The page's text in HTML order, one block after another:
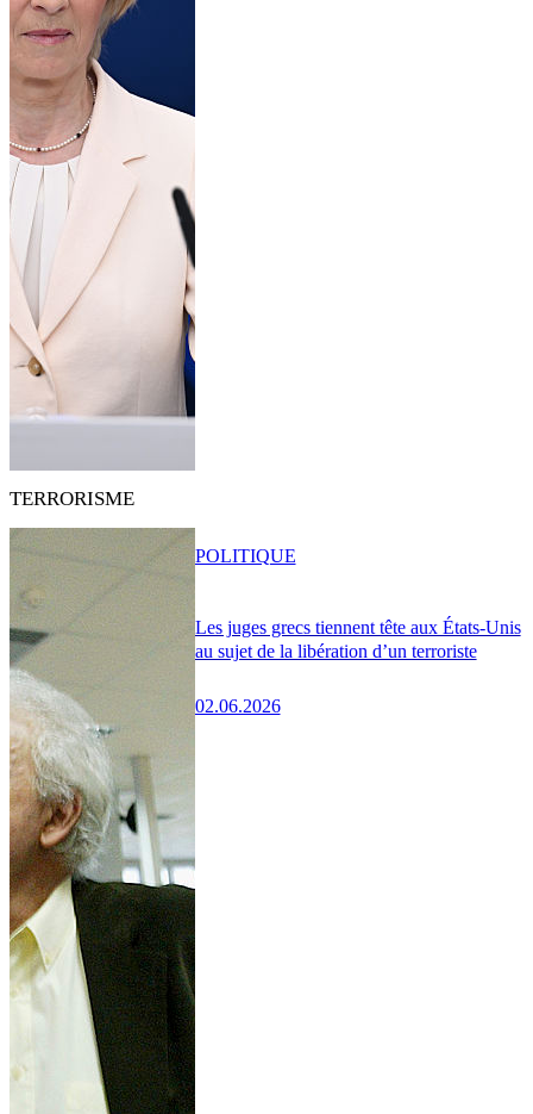
TERRORISME
Les juges grecs tiennent tête aux États-Unis
au sujet de la libération d’un terroriste
02.06.2026
POLITIQUE